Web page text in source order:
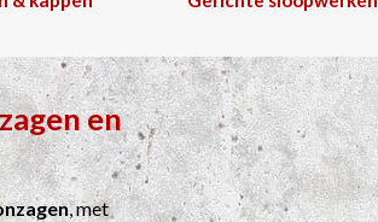
en
, met